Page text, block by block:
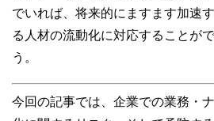
でいれば、将来的にますます加速
る人材の流動化に対応することが
う。
今回の記事では、企業での業務・